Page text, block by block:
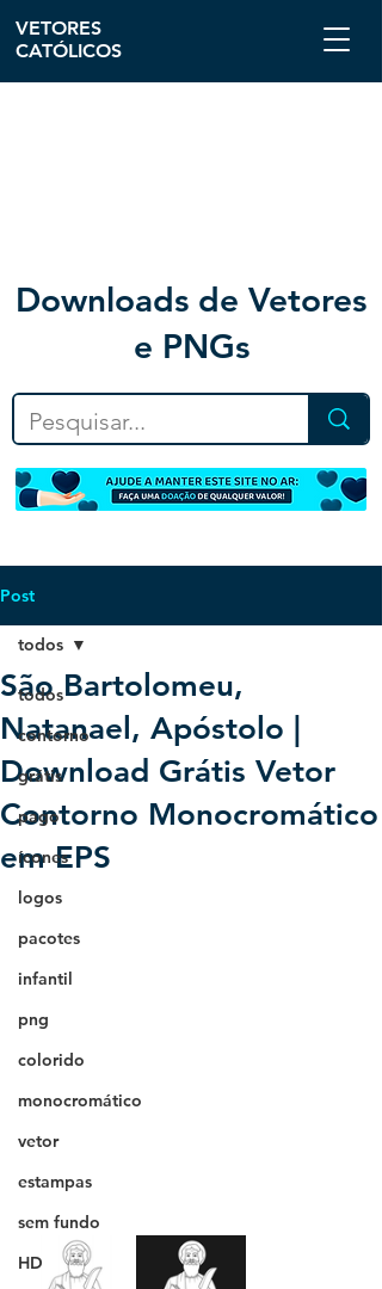
Downloads de Vetores
e PNGs
VETORES
CATÓLICOS
Post
todos
contorno
grátis
pago
ícones
logos
pacotes
infantil
png
colorido
monocromático
vetor
estampas
sem fundo
HD
todos
São Bartolomeu,
Natanael, Apóstolo |
Download Grátis Vetor
Contorno Monocromático
em EPS